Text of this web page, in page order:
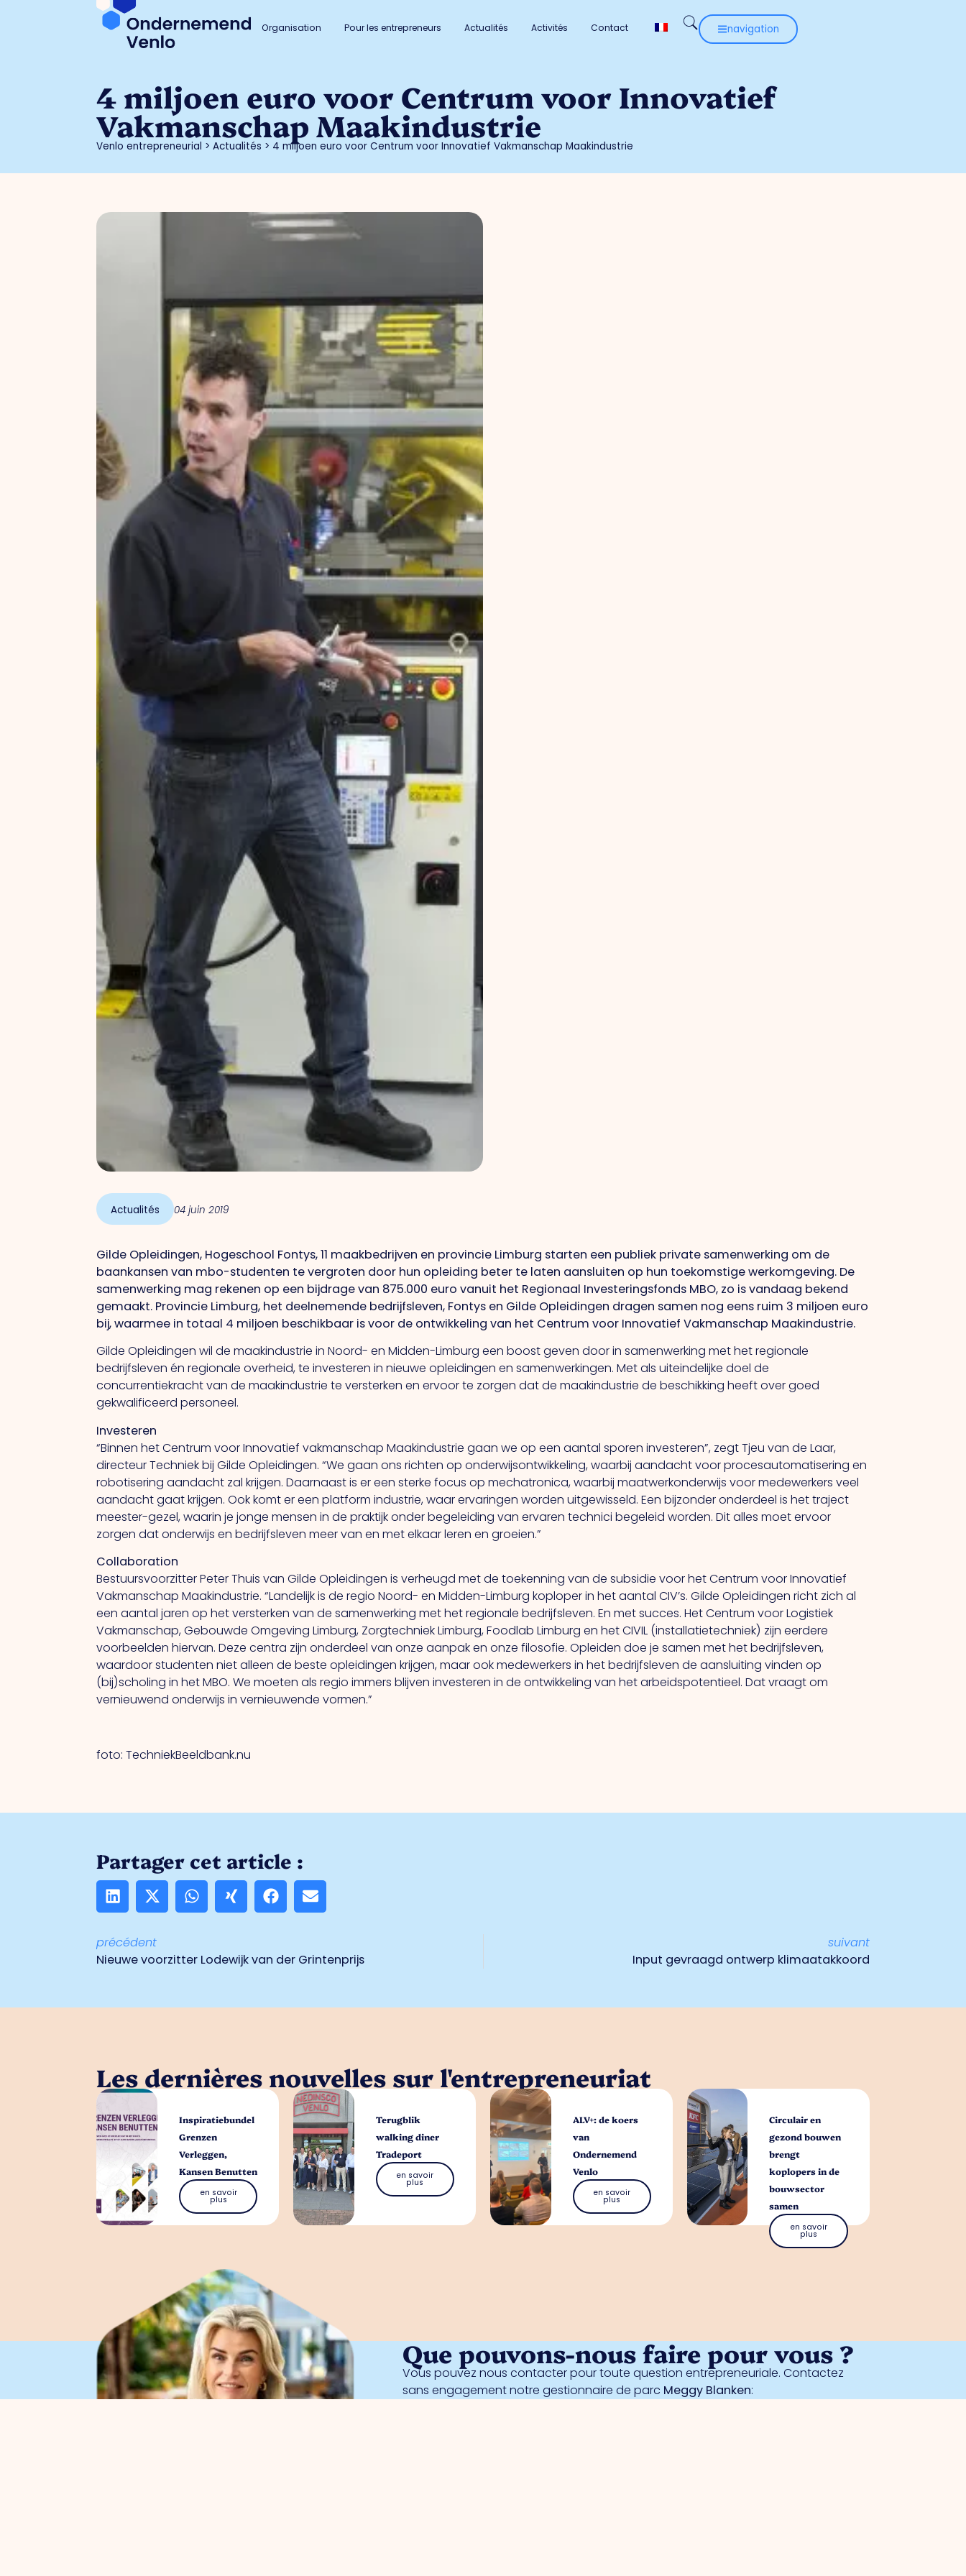
Organisation Pour les entrepreneurs Actualités Activités Contact navigation
4 miljoen euro voor Centrum voor Innovatief
Vakmanschap Maakindustrie
Venlo entrepreneurial >Actualités > 4 miljoen euro voor Centrum voor Innovatief Vakmanschap Maakindustrie
Actualités 04 juin 2019
Gilde Opleidingen, Hogeschool Fontys, 11 maakbedrijven en provincie Limburg starten een publiek private samenwerking om de
baankansen van mbo-studenten te vergroten door hun opleiding beter te laten aansluiten op hun toekomstige werkomgeving. De
samenwerking mag rekenen op een bijdrage van 875.000 euro vanuit het Regionaal Investeringsfonds MBO, zo is vandaag bekend
gemaakt. Provincie Limburg, het deelnemende bedrijfsleven, Fontys en Gilde Opleidingen dragen samen nog eens ruim 3 miljoen euro
bij, waarmee in totaal 4 miljoen beschikbaar is voor de ontwikkeling van het Centrum voor Innovatief Vakmanschap Maakindustrie.
Gilde Opleidingen wil de maakindustrie in Noord- en Midden-Limburg een boost geven door in samenwerking met het regionale
bedrijfsleven én regionale overheid, te investeren in nieuwe opleidingen en samenwerkingen. Met als uiteindelijke doel de
concurrentiekracht van de maakindustrie te versterken en ervoor te zorgen dat de maakindustrie de beschikking heeft over goed
gekwalificeerd personeel.
Investeren
“Binnen het Centrum voor Innovatief vakmanschap Maakindustrie gaan we op een aantal sporen investeren”, zegt Tjeu van de Laar,
directeur Techniek bij Gilde Opleidingen. “We gaan ons richten op onderwijsontwikkeling, waarbij aandacht voor procesautomatisering en
robotisering aandacht zal krijgen. Daarnaast is er een sterke focus op mechatronica, waarbij maatwerkonderwijs voor medewerkers veel
aandacht gaat krijgen. Ook komt er een platform industrie, waar ervaringen worden uitgewisseld. Een bijzonder onderdeel is het traject
meester-gezel, waarin je jonge mensen in de praktijk onder begeleiding van ervaren technici begeleid worden. Dit alles moet ervoor
zorgen dat onderwijs en bedrijfsleven meer van en met elkaar leren en groeien.”
Collaboration
Bestuursvoorzitter Peter Thuis van Gilde Opleidingen is verheugd met de toekenning van de subsidie voor het Centrum voor Innovatief
Vakmanschap Maakindustrie. “Landelijk is de regio Noord- en Midden-Limburg koploper in het aantal CIV’s. Gilde Opleidingen richt zich al
een aantal jaren op het versterken van de samenwerking met het regionale bedrijfsleven. En met succes. Het Centrum voor Logistiek
Vakmanschap, Gebouwde Omgeving Limburg, Zorgtechniek Limburg, Foodlab Limburg en het CIVIL (installatietechniek) zijn eerdere
voorbeelden hiervan. Deze centra zijn onderdeel van onze aanpak en onze filosofie. Opleiden doe je samen met het bedrijfsleven,
waardoor studenten niet alleen de beste opleidingen krijgen, maar ook medewerkers in het bedrijfsleven de aansluiting vinden op
(bij)scholing in het MBO. We moeten als regio immers blijven investeren in de ontwikkeling van het arbeidspotentieel. Dat vraagt om
vernieuwend onderwijs in vernieuwende vormen.”
foto: TechniekBeeldbank.nu
Partager cet article :
précédent
Nieuwe voorzitter Lodewijk van der Grintenprijs
suivant
Input gevraagd ontwerp klimaatakkoord
Les dernières nouvelles sur l'entrepreneuriat
Inspiratiebundel
Grenzen
Verleggen,
Kansen Benutten
en savoir
plus
Terugblik
walking diner
Tradeport
en savoir
plus
ALV+: de koers
van
Ondernemend
Venlo
en savoir
plus
Circulair en
gezond bouwen
brengt
koplopers in de
bouwsector
samen
en savoir
plus
Que pouvons-nous faire pour vous ?
Vous pouvez nous contacter pour toute question entrepreneuriale. Contactez
sans engagement notre gestionnaire de parc Meggy Blanken: